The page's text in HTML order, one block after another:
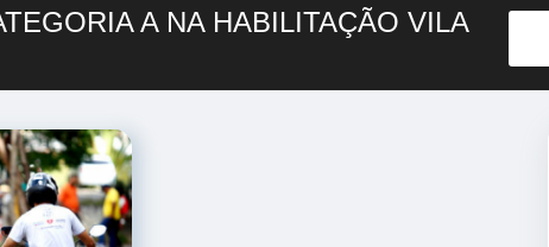
A NA HABILITAÇÃO VILA